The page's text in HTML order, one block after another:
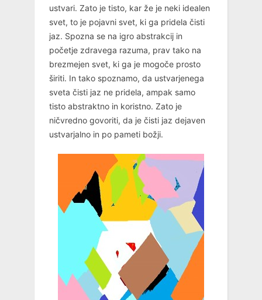
ustvari. Zato je tisto, kar že je neki idealen
svet, to je pojavni svet, ki ga pridela čisti
jaz. Spozna se na igro abstrakcij in
početje zdravega razuma, prav tako na
brezmejen svet, ki ga je mogoče prosto
širiti. In tako spoznamo, da ustvarjenega
sveta čisti jaz ne pridela, ampak samo
tisto abstraktno in koristno. Zato je
ničvredno govoriti, da je čisti jaz dejaven
ustvarjalno in po pameti božji.